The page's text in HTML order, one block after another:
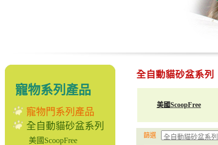
寵物系列產品
寵物門系列產品
全自動貓砂盆系列
美國ScoopFree
全自動貓砂盆系列
美國ScoopFree
篩選